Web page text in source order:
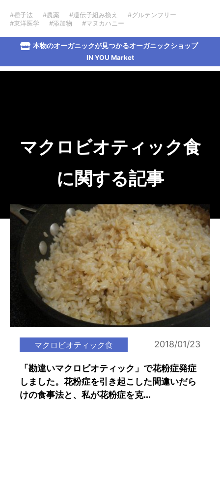
#種子法 #農薬 #遺伝子組み換え
#グルテンフリー
#東洋医学
#添加物 #マヌカハニー
本物のオーガニックが見つかるオーガニックショップ
IN YOU Market
マクロビオティック食
に関する記事
マクロビオティック食 2018/01/23
「勘違いマクロビオティック」で花粉症発症
しました。花粉症を引き起こした間違いだら
けの食事法と、私が花粉症を克...